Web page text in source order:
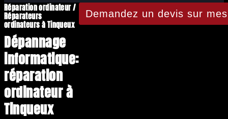
Réparation ordinateur /
Réparateurs
ordinateurs à Tinqueux
Dépannage
informatique:
réparation
ordinateur à
Tinqueux
Demandez un devis sur